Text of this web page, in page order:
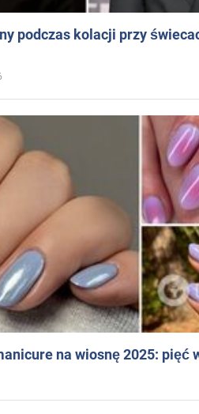
podczas kolacji przy
na wiosnę 2025: pięć